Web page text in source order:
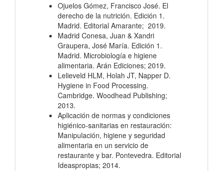
Ojuelos Gómez, Francisco José. El
derecho de la nutrición. Edición 1.
Madrid. Editorial Amarante; 2019.
Madrid Conesa, Juan & Xandri
Graupera, José María. Edición 1.
Madrid. Microbiología e higiene
alimentaria. Arán Ediciones; 2019.
Lelieveld HLM, Holah JT, Napper D.
Hygiene in Food Processing.
Cambridge. Woodhead Publishing;
2013.
Aplicación de normas y condiciones
higiénico-sanitarias en restauración:
Manipulación, higiene y seguridad
alimentaria en un servicio de
restaurante y bar. Pontevedra. Editorial
Ideaspropias; 2014.